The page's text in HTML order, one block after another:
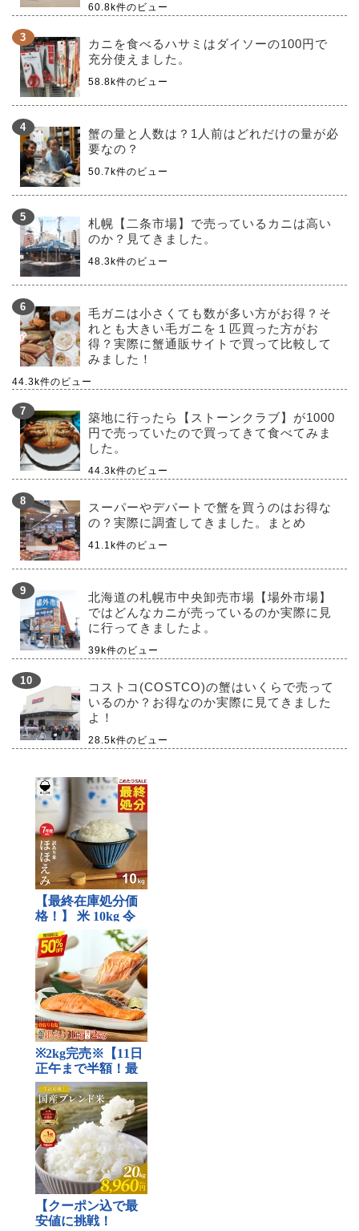
60.8k件のビュー
カニを食べるハサミはダイソーの100円で
充分使えました。
58.8k件のビュー
蟹の量と人数は？1人前はどれだけの量が必
要なの？
50.7k件のビュー
札幌【二条市場】で売っているカニは高い
のか？見てきました。
48.3k件のビュー
毛ガニは小さくても数が多い方がお得？そ
れとも大きい毛ガニを１匹買った方がお
得？実際に蟹通販サイトで買って比較して
みました！
44.3k件のビュー
築地に行ったら【ストーンクラブ】が1000
円で売っていたので買ってきて食べてみま
した。
44.3k件のビュー
スーパーやデパートで蟹を買うのはお得な
の？実際に調査してきました。まとめ
41.1k件のビュー
北海道の札幌市中央卸売市場【場外市場】
ではどんなカニが売っているのか実際に見
に行ってきましたよ。
39k件のビュー
コストコ(COSTCO)の蟹はいくらで売って
いるのか？お得なのか実際に見てきました
よ！
28.5k件のビュー